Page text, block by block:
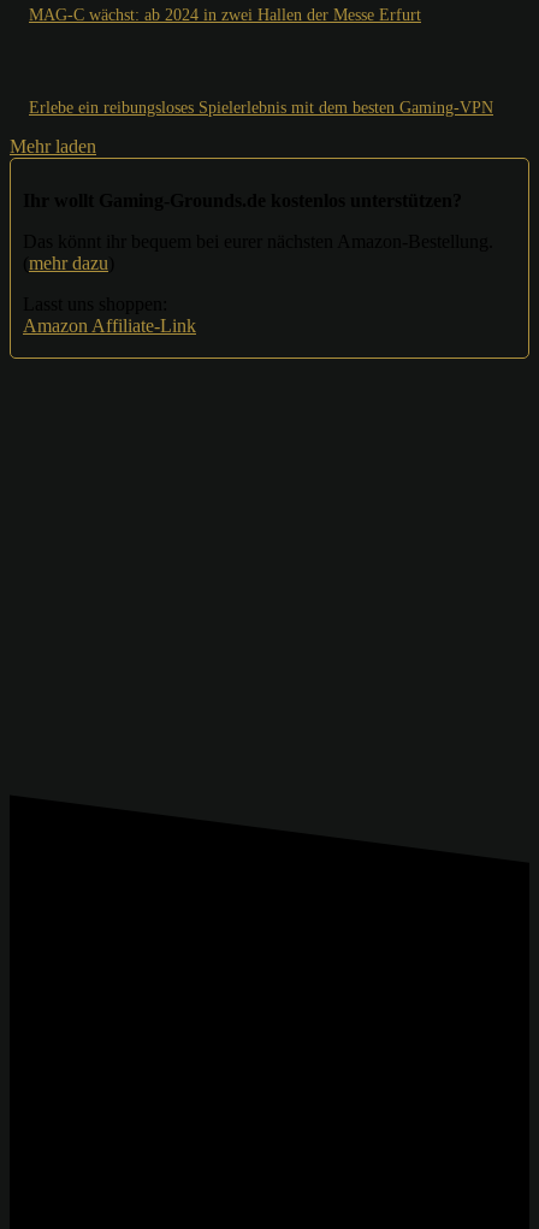
MAG-C wächst: ab 2024 in zwei Hallen der Messe Erfurt
Erlebe ein reibungsloses Spielerlebnis mit dem besten Gaming-VPN
Mehr laden
mehr dazu
Amazon Affiliate-Link